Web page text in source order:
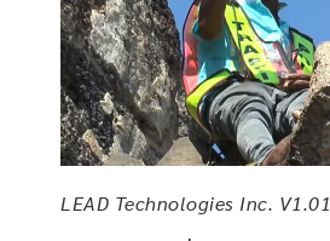
LEAD Technologies Inc. V1.01